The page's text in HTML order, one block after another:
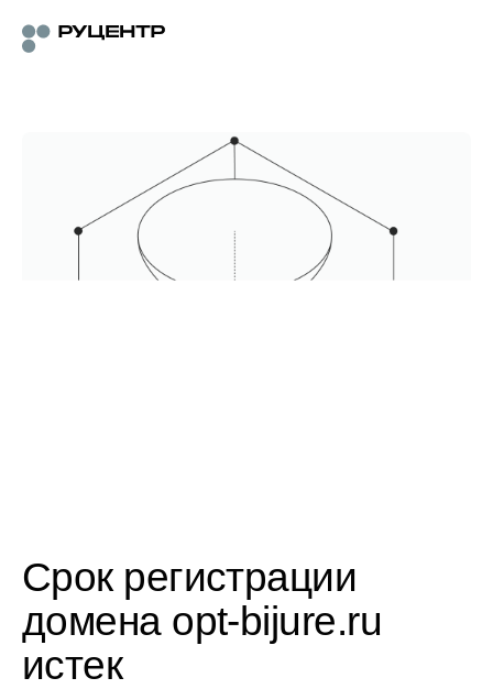
Срок регистрации
домена opt-bijure.ru
истек